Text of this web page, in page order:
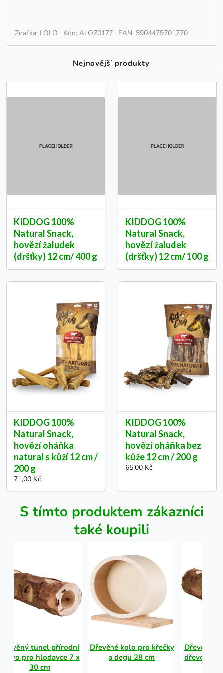
Značka: LOLO Kód: ALO70177 EAN: 5904479701770
Nejnovější produkty
KIDDOG 100%
Natural Snack,
hovězí žaludek
(dršťky) 12 cm/ 400 g
KIDDOG 100%
Natural Snack,
hovězí žaludek
(dršťky) 12 cm/ 100 g
KIDDOG 100%
Natural Snack,
hovězí oháňka
natural s kůží 12 cm /
200 g
71,00 Kč
KIDDOG 100%
Natural Snack,
hovězí oháňka bez
kůže 12 cm / 200 g
65,00 Kč
S tímto produktem zákazníci
také koupili
Dřevěný tunel přírodní
dřevo pro hlodavce 7 x
30 cm
Dřevěné kolo pro křečky
a degu 28 cm
Dřevěný
dřevo pro